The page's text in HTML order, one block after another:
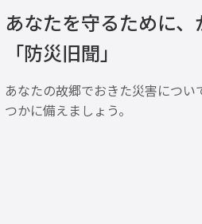
あなたを守るために
「防災旧聞」
あなたの故郷でおきた災害につ
つかに備えましょう。